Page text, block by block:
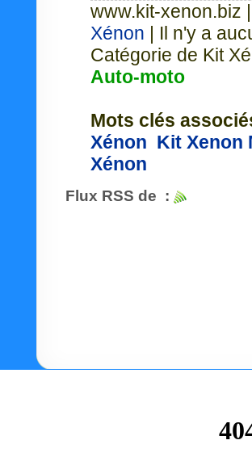
www.kit-xenon.biz
Xénon | Il n'y a
Catégorie de Kit
Auto-moto
Mots clés
Xénon Kit Xenon
Xénon
Flux RSS de :